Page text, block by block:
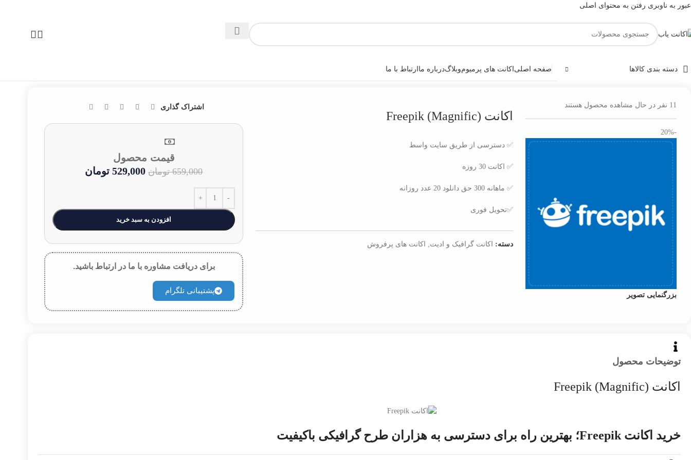
عبور به ناوبری رفتن به محتوای اصلی
دسته بندی کالاها صفحه اصلی اکانت های پرمیوموبلاگدرباره ما ارتباط با ما
11 نفر در حال مشاهده محصول هستند
-20%
بزرگنمایی تصویر
اکانت Freepik (Magnific)
✅ دسترسی از طریق سایت واسط
✅ اکانت 30 روزه
✅ ماهانه 300 حق دانلود 20 عدد روزانه
✅تحویل فوری
دسته: اکانت گرافیک و ادیت, اکانت های پرفروش
اشتراک گذاری
قیمت محصول
659,000 تومان 529,000 تومان
افزودن به سبد خرید
برای دریافت مشاوره با ما در ارتباط باشید.
پشتیبانی تلگرام
توضیحات محصول
اکانت (Magnific) Freepik
خرید اکانت Freepik؛ بهترین راه برای دسترسی به هزاران طرح گرافیکی باکیفیت